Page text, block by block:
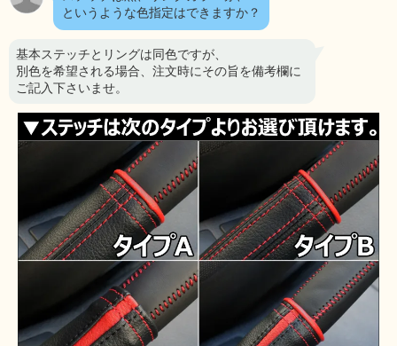
というような色指定はできますか？
基本ステッチとリングは同色ですが、
別色を希望される場合、注文時にその旨を備考欄に
ご記入下さいませ。